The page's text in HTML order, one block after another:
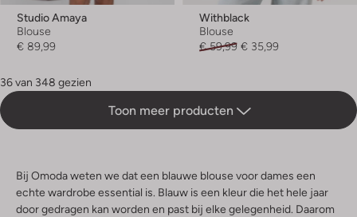
Studio Amaya
Blouse
€ 89,99
Withblack
Blouse
€ 59,99 € 35,99
36 van 348 gezien
Toon meer producten
Bij Omoda weten we dat een blauwe blouse voor dames een
echte wardrobe essential is. Blauw is een kleur die het hele jaar
door gedragen kan worden en past bij elke gelegenheid. Daarom